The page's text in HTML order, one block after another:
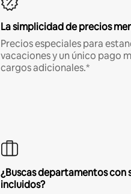
La simplicidad de precios
Precios especiales para
vacaciones y un único pago
cargos adicionales.*
¿Buscas departamentos con
incluidos?